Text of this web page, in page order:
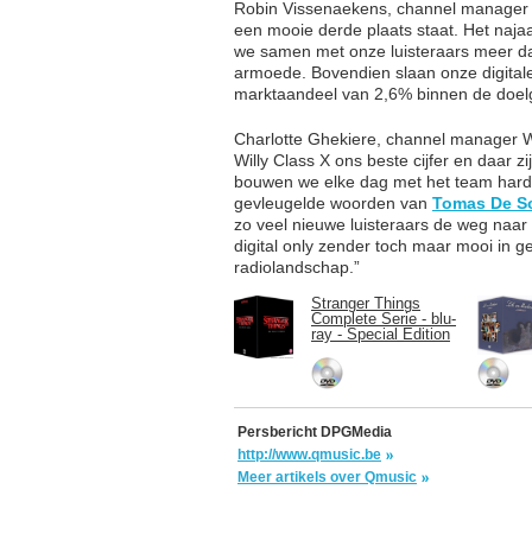
Robin Vissenaekens, channel
een mooie derde plaats staat. Het
we samen met onze luisteraars meer
armoede. Bovendien slaan onze
marktaandeel van 2,6% binnen de
Charlotte Ghekiere, channel manager
Willy Class X ons beste cijfer en daar
bouwen we elke dag met het team
gevleugelde woorden van Tomas De
zo veel nieuwe luisteraars de weg
digital only zender toch maar mooi in
radiolandschap.”
Stranger Things
Complete Serie - blu-
ray - Special Edition
Persbericht DPGMedia
http://www.qmusic.be
Meer artikels over Qmusic